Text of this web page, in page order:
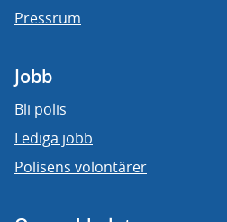
Pressrum
Jobb
Bli polis
Lediga jobb
Polisens volontärer